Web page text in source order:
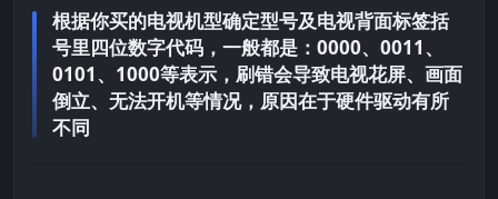
根据你买的电视机型确定型号及电视背面标签括
号里四位数字代码，一般都是：0000、0011、
0101、1000等表示，刷错会导致电视花屏、画面
倒立、无法开机等情况，原因在于硬件驱动有所
不同